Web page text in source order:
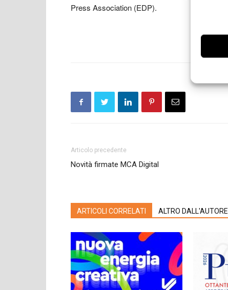
Press Association (EDP).
Articolo precedente
Novità firmate MCA Digital
ARTICOLI CORRELATI ALTRO DALL'AUTORE